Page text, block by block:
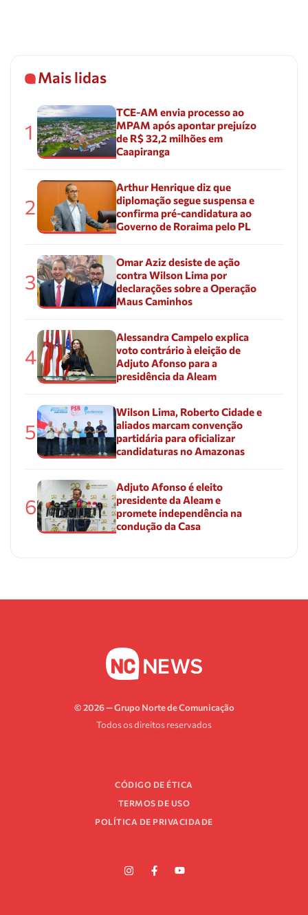
Mais lidas
1
TCE-AM envia processo ao
MPAM após apontar prejuízo
de R$ 32,2 milhões em
Caapiranga
2
Arthur Henrique diz que
diplomação segue suspensa e
confirma pré-candidatura ao
Governo de Roraima pelo PL
3
Omar Aziz desiste de ação
contra Wilson Lima por
declarações sobre a Operação
Maus Caminhos
4
Alessandra Campelo explica
voto contrário à eleição de
Adjuto Afonso para a
presidência da Aleam
5
Wilson Lima, Roberto Cidade e
aliados marcam convenção
partidária para oficializar
candidaturas no Amazonas
6
Adjuto Afonso é eleito
presidente da Aleam e
promete independência na
condução da Casa
© 2026 — Grupo Norte de Comunicação
Todos os direitos reservados
CÓDIGO DE ÉTICA
TERMOS DE USO
POLÍTICA DE PRIVACIDADE